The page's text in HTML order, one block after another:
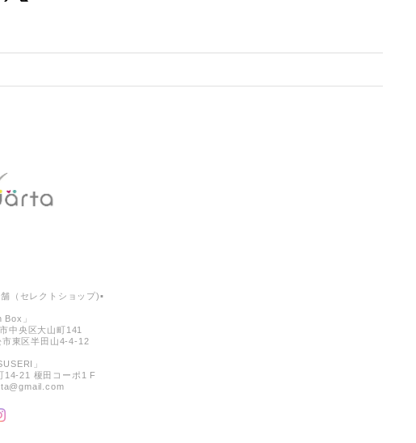
（セレクトショップ)▪︎
Box」
中央区大山町141
東区半田山4-4-12
」
14-21 榎田コーポ1 F